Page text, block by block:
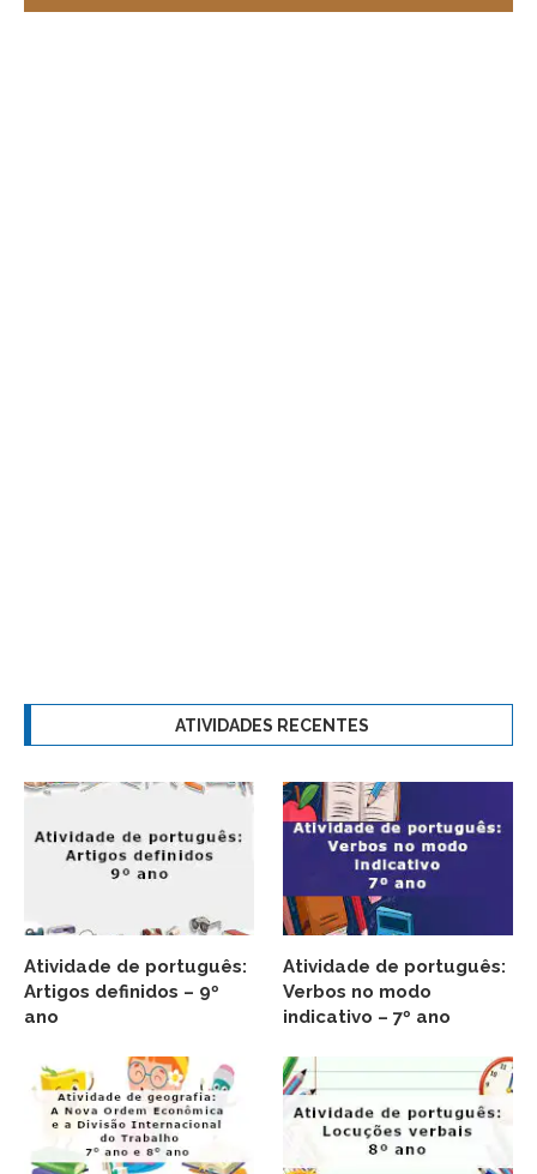
ATIVIDADES RECENTES
Atividade de português:
Artigos definidos – 9º
ano
Atividade de português:
Verbos no modo
indicativo – 7º ano